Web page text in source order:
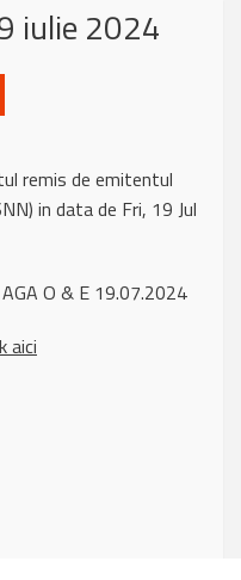
iulie 2024
remis de emitentul
in data de Fri, 19 Jul
O & E 19.07.2024
aici